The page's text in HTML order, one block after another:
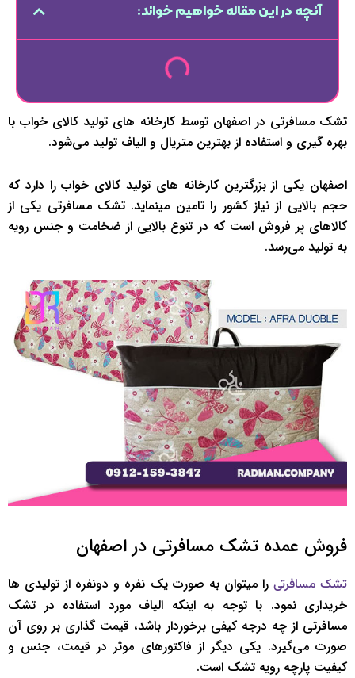
آنچه در این مقاله خواهیم خواند:
تشک مسافرتی در اصفهان توسط کارخانه های تولید کالای خواب با
بهره گیری و استفاده از بهترین متریال و الیاف تولید می‌شود.
اصفهان یکی از بزرگترین کارخانه های تولید کالای خواب را دارد که
حجم بالایی از نیاز کشور را تامین مینماید. تشک مسافرتی یکی از
کالاهای پر فروش است که در تنوع بالایی از ضخامت و جنس رویه
به تولید می‌رسد.
فروش عمده تشک مسافرتی در اصفهان
تشک مسافرتی را میتوان به صورت یک نفره و دونفره از تولیدی ها
خریداری نمود. با توجه به اینکه الیاف مورد استفاده در تشک
مسافرتی از چه درجه کیفی برخوردار باشد، قیمت گذاری بر روی آن
صورت می‌گیرد. یکی دیگر از فاکتورهای موثر در قیمت، جنس و
کیفیت پارچه رویه تشک است.